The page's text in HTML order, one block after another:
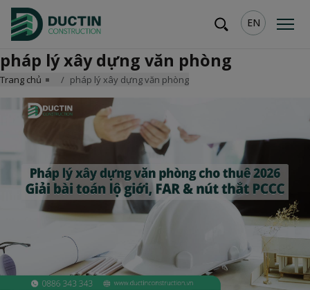
EN
pháp lý xây dựng văn phòng
Trang chủ pháp lý xây dựng văn phòng